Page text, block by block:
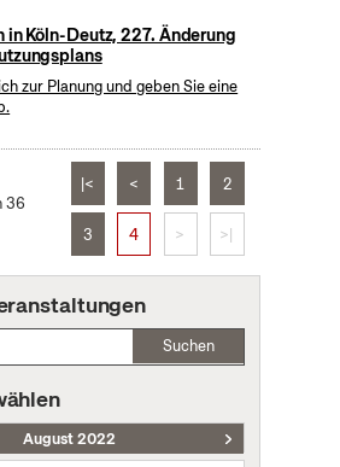
in Köln-Deutz, 227. Änderung
zur Planung und geben Sie eine
36
|< < 1 2
3 4 > >|
Suchen
August 2022